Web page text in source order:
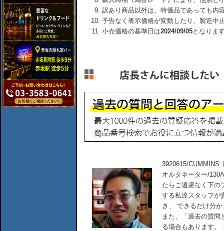
訳あり商品以外は、特価品であっても内
予告なく表示価格が変動したり、製造中
小売価格の基準日は2024/09/05となりま
3920615/CUMMINS
オルタネーター/
たらご遠慮なく下の
する私達スタッフが
き、 できるだけ分
また、「過去の質問
る場合もあります。